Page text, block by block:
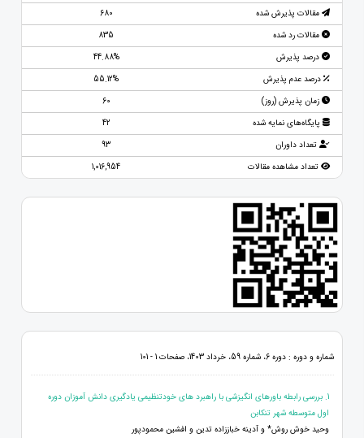
مقالات پذیرش شده
680
مقالات رد شده
835
درصد پذیرش
44.88%
درصد عدم پذیرش
55.12%
زمان پذیرش (روز)
60
پایگاه‌های نمایه شده
42
تعداد داوران
93
تعداد مشاهده مقالات
1,016,954
شماره و دوره : دوره 6، شماره 59، خرداد 1403، صفحات 1 - 101
1. بررسی رابطه باورهای انگیزشی با راهبرد های خودتنظیمی یادگیری دانش آموزان دوره
اول متوسطه شهر تنکابن
وحید خوش روش* و آدینه خباززاده تدین و افشین محمودپور